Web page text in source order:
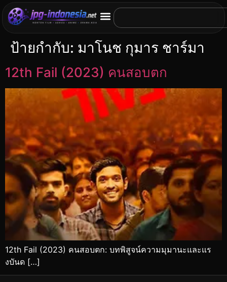
ป้ายกำกับ: มาโนช กุมาร ชาร์มา
12th Fail (2023) คนสอบตก
12th Fail (2023) คนสอบตก: บทพิสูจน์ความมุมานะและแร
งบันด […]